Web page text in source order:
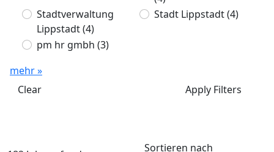
Stadtverwaltung
Lippstadt(4)
Stadt Lippstadt(4)
pm hr gmbh (3)
mehr »
Clear
Apply Filters
Sortieren nach